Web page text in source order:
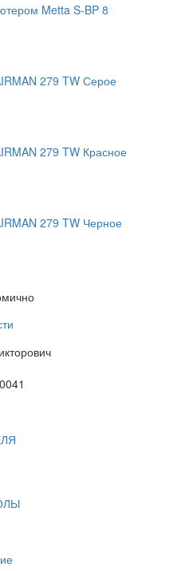
Metta S-BP 8
279 TW Серое
279 TW Красное
279 TW Черное